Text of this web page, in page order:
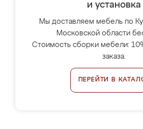
и установка
Мы доставляем мебель по
Московской области
Стоимость сборки мебели:
заказа.
ПЕРЕЙТИ В